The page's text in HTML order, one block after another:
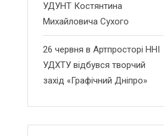
УДУНТ Костянтина
Михайловича Сухого
26 червня в Артпросторі ННІ
УДХТУ відбувся творчий
захід «Графічний Дніпро»